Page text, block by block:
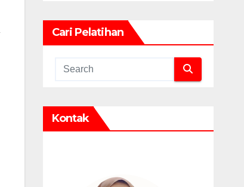
Cari Pelatihan
Kontak